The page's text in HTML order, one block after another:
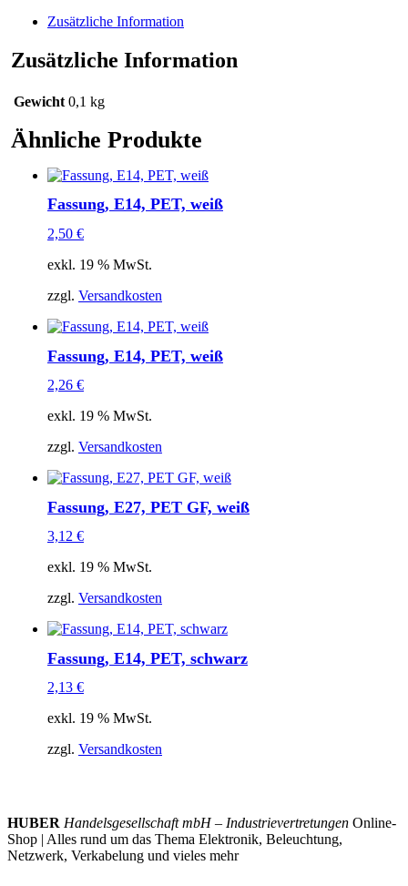
Zusätzliche Information
Zusätzliche Information
Gewicht 0,1 kg
Ähnliche Produkte
Fassung, E14, PET, weiß
2,50 €
exkl. 19 % MwSt.
zzgl. Versandkosten
Fassung, E14, PET, weiß
2,26 €
exkl. 19 % MwSt.
zzgl. Versandkosten
Fassung, E27, PET GF, weiß
3,12 €
exkl. 19 % MwSt.
zzgl. Versandkosten
Fassung, E14, PET, schwarz
2,13 €
exkl. 19 % MwSt.
zzgl. Versandkosten
HUBER Handelsgesellschaft mbH – Industrievertretungen Online-
Shop | Alles rund um das Thema Elektronik, Beleuchtung,
Netzwerk, Verkabelung und vieles mehr